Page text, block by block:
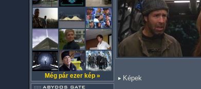
Még pár ezer kép »
Képek